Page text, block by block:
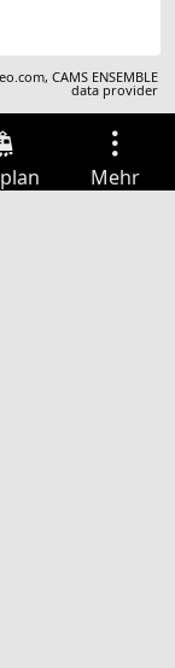
,CAMS ENSEMBLE
data provider
Mehr